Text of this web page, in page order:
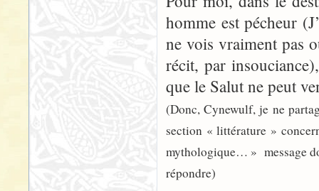
homme est pécheur
ne vois vraiment pas
récit, par
que le Salut ne peut
(Donc, Cynewulf, je ne
section « littérature »
mythologique… » message
répondre)